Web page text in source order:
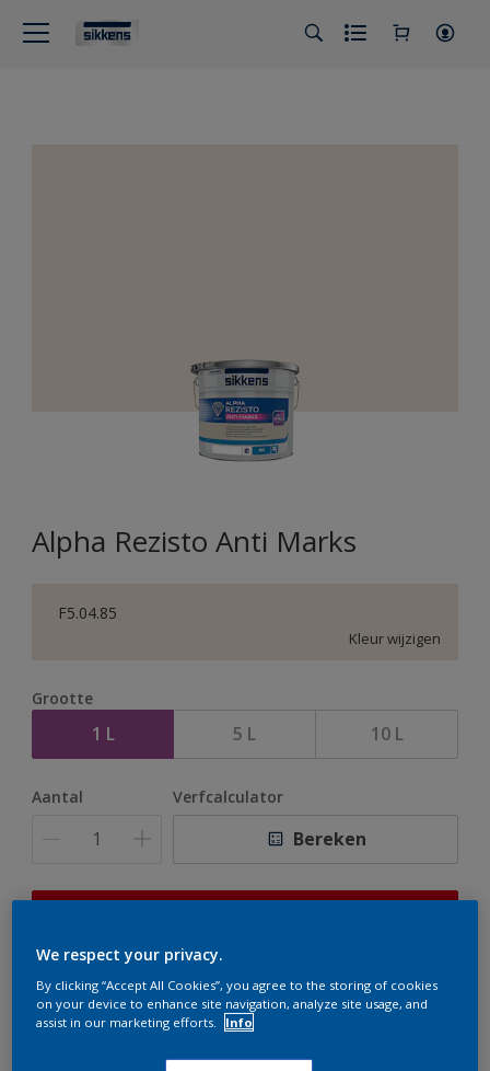
Alpha Rezisto Anti Marks
F5.04.85
Kleur wijzigen
Grootte
1 L 5 L 10 L
Aantal Verfcalculator
Bereken
er hard aan om de voorraad aan te vullen.
We respect your privacy.
By clicking “Accept All Cookies”, you agree to the storing of cookies
on your device to enhance site navigation, analyze site usage, and
assist in our marketing efforts.
Info